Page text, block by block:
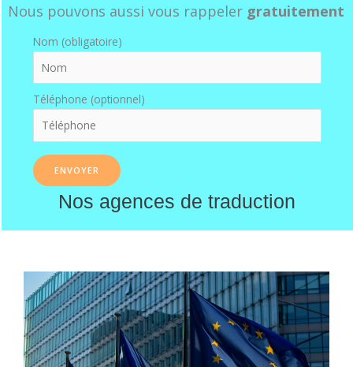
Nous pouvons aussi vous rappeler gratuitement
Nom (obligatoire)
Téléphone (optionnel)
Nos agences de traduction